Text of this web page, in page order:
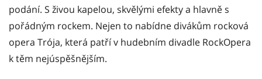
podání. S živou kapelou, skvělými efekty a hlavně s
pořádným rockem. Nejen to nabídne divákům rocková
opera Trója, která patří v hudebním divadle RockOpera
k těm nejúspěšnějším.